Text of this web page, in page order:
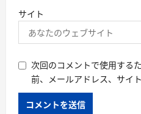
サイト
次回のコメントで使用する
前、メールアドレス、サイ